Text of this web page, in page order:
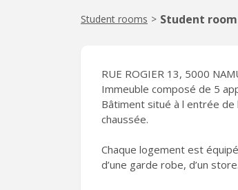
Student rooms > Student room
RUE ROGIER 13, 5000
Immeuble composé de 5
Bâtiment situé à l entrée de
chaussée.
Chaque logement est
d’une garde robe, d’un store.